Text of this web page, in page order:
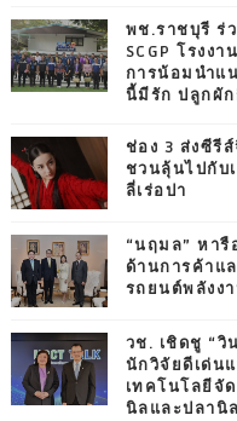
พช.ราชบุรี ร่
SCGP โรงง
การน้อมนำแ
นี้มีรัก ปลูกผัก
ช่อง 3 ส่งซีรี
ชวนลุ้นไปกับ
ลี่เร่อปา
“นฤมล” หา
ด้านการค้าแ
รถยนต์พลังง
วช. เชิดชู “วิ
นักวิจัยดีเด่น
เทคโนโลยีจั
นิลและปลานิ